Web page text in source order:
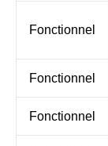
Fonctionnel
Fonctionnel
Fonctionnel